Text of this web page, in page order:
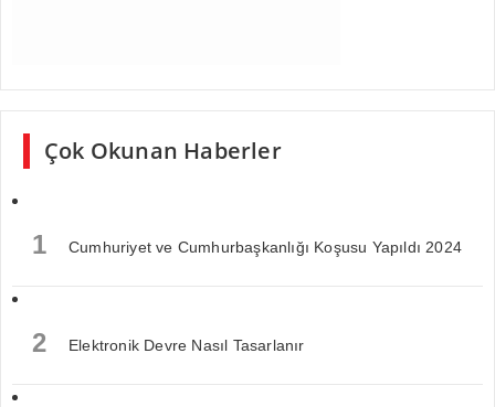
Çok Okunan Haberler
1 Cumhuriyet ve Cumhurbaşkanlığı Koşusu Yapıldı 2024
2 Elektronik Devre Nasıl Tasarlanır